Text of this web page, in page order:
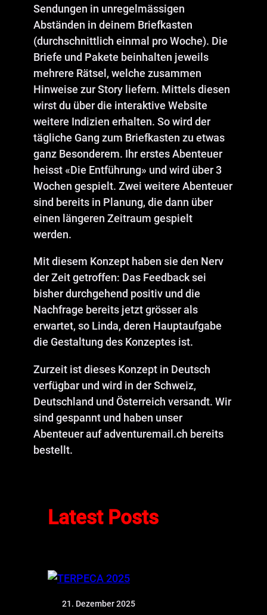
Sendungen in unregelmässigen
Abständen in deinem Briefkasten
(durchschnittlich einmal pro Woche). Die
Briefe und Pakete beinhalten jeweils
mehrere Rätsel, welche zusammen
Hinweise zur Story liefern. Mittels diesen
wirst du über die interaktive Website
weitere Indizien erhalten. So wird der
tägliche Gang zum Briefkasten zu etwas
ganz Besonderem. Ihr erstes Abenteuer
heisst «Die Entführung» und wird über 3
Wochen gespielt. Zwei weitere Abenteuer
sind bereits in Planung, die dann über
einen längeren Zeitraum gespielt
werden.
Mit diesem Konzept haben sie den Nerv
der Zeit getroffen: Das Feedback sei
bisher durchgehend positiv und die
Nachfrage bereits jetzt grösser als
erwartet, so Linda, deren Hauptaufgabe
die Gestaltung des Konzeptes ist.
Zurzeit ist dieses Konzept in Deutsch
verfügbar und wird in der Schweiz,
Deutschland und Österreich versandt. Wir
sind gespannt und haben unser
Abenteuer auf adventuremail.ch bereits
bestellt.
Latest Posts
21. Dezember 2025